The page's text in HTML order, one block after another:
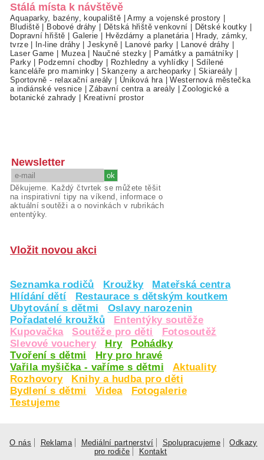
Stálá místa k návštěvě
Aquaparky, bazény, koupaliště |Army a vojenské prostory
Bludiště
Bobové dráhy Dětská hřiště venkovní Dětské koutky
Dopravní hřiště
Galerie Hvězdárny a planetária
Hrady, zámky,
tvrze| In-line dráhy |Jeskyně| Lanové parky Lanové dráhy
Laser Game
Muzea| Naučné stezky Památky a památníky
Parky| Podzemní chodby Rozhledny a vyhlídky
Sdílené
kanceláře pro maminky |Skanzeny a archeoparky Skiareály
Sportovně - relaxační areály
Úniková hra |Westernová městečka
a indiánské vesnice |Zábavní centra a areály |Zoologické a
botanické zahrady
Kreativní prostor
Newsletter
Děkujeme. Každý čtvrtek se můžete těšit
na inspirativní tipy na víkend, informace o
aktuální soutěži a o novinkách v rubrikách
ententýky.
Vložit novou akci
Seznamka rodičů Kroužky
Mateřská centra
Hlídání dětí
Restaurace s dětským koutkem
Ubytování s dětmi
Oslavy narozenin
Pořadatelé kroužků
Ententýky soutěže
Kupovačka
Soutěže pro děti
Fotosoutěž
Slevové vouchery
Hry
Pohádky
Tvoření s dětmi
Hry pro hravé
Vařila myšička - vaříme s dětmi
Aktuality
Rozhovory
Knihy a hudba pro děti
Bydlení s dětmi
Videa
Fotogalerie
Testujeme
O nás Reklama Mediální partnerství Spolupracujeme
Odkazy
pro rodiče
Kontakt